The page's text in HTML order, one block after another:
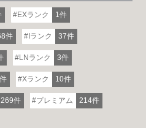
EXランク 1件
件 Iランク 37件
LNランク 3件
Xランク 10件
269件 プレミアム 214件